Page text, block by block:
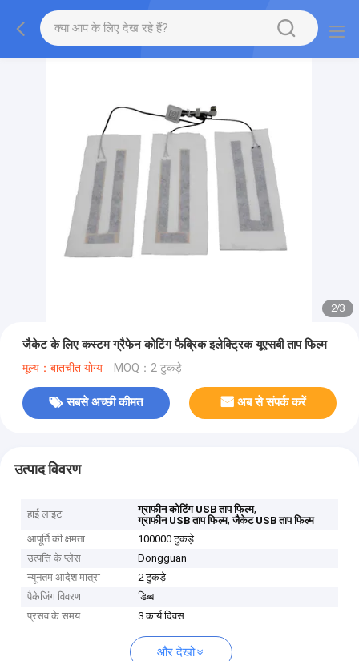
2/3
जैकेट के लिए कस्टम ग्रैफेन कोटिंग फैब्रिक इलेक्ट्रिक यूएसबी ताप फिल्म
मूल्य：बातचीत योग्य MOQ：2 टुकड़े
सबसे अच्छी कीमत अब से संपर्क करें
उत्पाद विवरण
हाई लाइट ग्राफीन कोटिंग USB ताप फिल्म,
ग्राफीन USB ताप फिल्म,जैकेट USB ताप फिल्म
आपूर्ति की क्षमता
100000 टुकड़े
उत्पत्ति के प्लेस
Dongguan
न्यूनतम आदेश मात्रा
2 टुकड़े
पैकेजिंग विवरण
डिब्बा
प्रसव के समय
3 कार्य दिवस
और देखो